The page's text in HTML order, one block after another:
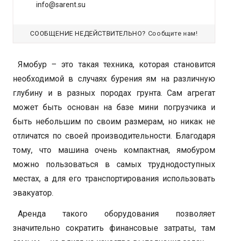
info@sarent.su
СООБЩЕНИЕ НЕДЕЙСТВИТЕЛЬНО? Сообщите нам!
Ямобур – это такая техника, которая становится
необходимой в случаях бурения ям на различную
глубину и в разных породах грунта. Сам агрегат
может быть основан на базе мини погрузчика и
быть небольшим по своим размерам, но никак не
отличатся по своей производительности. Благодаря
тому, что машина очень компактная, ямобуром
можно пользоваться в самых труднодоступных
местах, а для его транспортирования использовать
эвакуатор.
Аренда такого оборудования позволяет
значительно сократить финансовые затраты, там